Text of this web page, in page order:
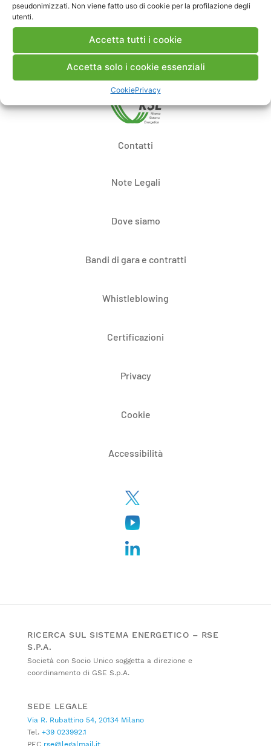
pseudonimizzati. Non viene fatto uso di cookie per la profilazione degli
utenti.
Accetta tutti i cookie
Accetta solo i cookie essenziali
CookiePrivacy
Pubblica un commento
Contatti
Note Legali
Dove siamo
Bandi di gara e contratti
Whistleblowing
Certificazioni
Privacy
Cookie
Accessibilità
RICERCA SUL SISTEMA ENERGETICO – RSE
S.P.A.
Società con Socio Unico soggetta a direzione e
coordinamento di GSE S.p.A.
SEDE LEGALE
Via R. Rubattino 54, 20134 Milano
Tel. +39 023992.1
PEC rse@legalmail.it